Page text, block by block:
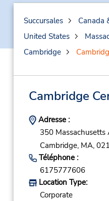
Succursales
Canada
United States
Cambridge
Cambridge
Adresse :
350 Massachusetts
Cambridge, MA,
Téléphone :
6175777606
Location Type:
Corporate